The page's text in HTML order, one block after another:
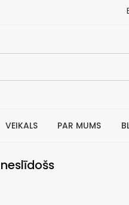
VEIKALS PAR MUMS